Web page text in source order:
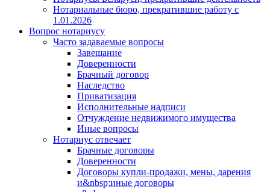
Нотариальные бюро, прекратившие работу с
1.01.2026
Вопрос нотариусу
Часто задаваемые вопросы
Завещание
Доверенности
Брачный договор
Наследство
Приватизация
Исполнительные надписи
Отчуждение недвижимого имущества
Иные вопросы
Нотариус отвечает
Брачные договоры
Доверенности
Договоры купли-продажи, мены, дарения
и&nbsp;иные договоры